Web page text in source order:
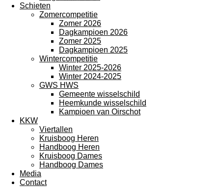
Schieten
Zomercompetitie
Zomer 2026
Dagkampioen 2026
Zomer 2025
Dagkampioen 2025
Wintercompetitie
Winter 2025-2026
Winter 2024-2025
GWS HWS
Gemeente wisselschild
Heemkunde wisselschild
Kampioen van Oirschot
KKW
Viertallen
Kruisboog Heren
Handboog Heren
Kruisboog Dames
Handboog Dames
Media
Contact